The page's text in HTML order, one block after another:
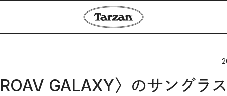
GALAXY〉のサングラス